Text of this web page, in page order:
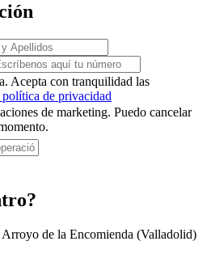
Acepta con tranquilidad las
de privacidad
de marketing. Puedo cancelar
Arroyo de la Encomienda (Valladolid)